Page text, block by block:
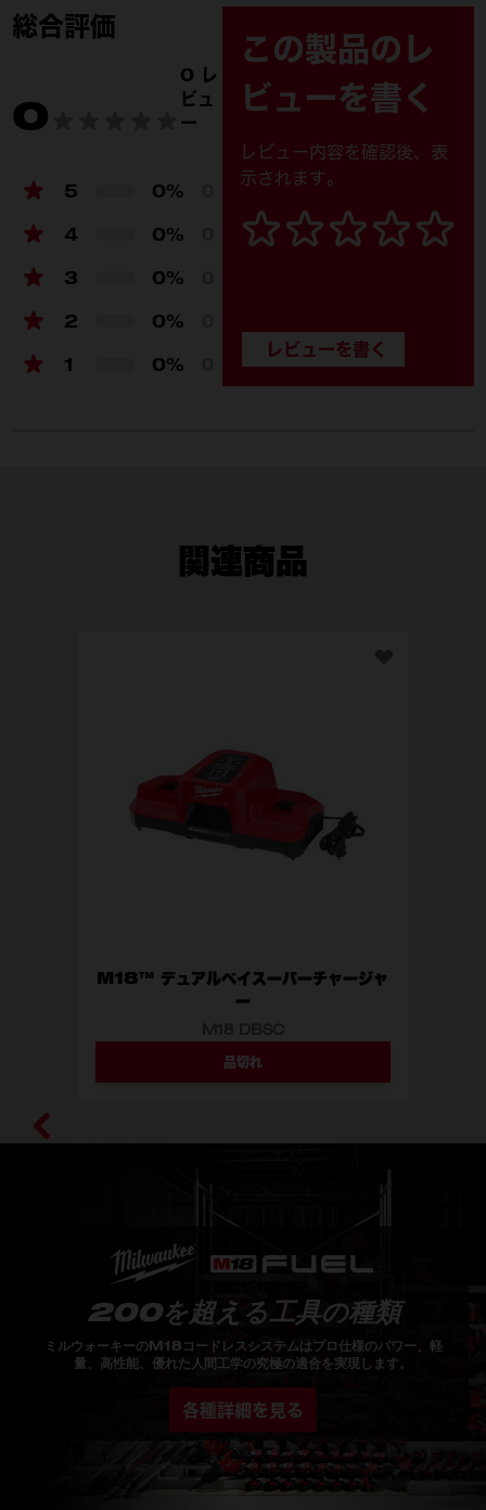
M18 FB12 JP (1)
バッテリープラットフォーム M18™ REDLITHIUM™
18
電流（Ah） 12.0
質量 (kg) 1.5
総合評価
0
0 レ
ビュ
ー
5 0%
4 0%
3 0%
2 0%
1 0%
この製品のレ
ビューを書く
レビュー内容を確認後、表
示されます。
関連商品
M18™ デュアルベイスーパーチャージャ
ー
品切れ
200を超える工具の種類
ミルウォーキーのM18コードレスシステムはプロ仕様のパワー、軽
量、高性能、優れた人間工学の究極の適合を実現します。
各種詳細を見る